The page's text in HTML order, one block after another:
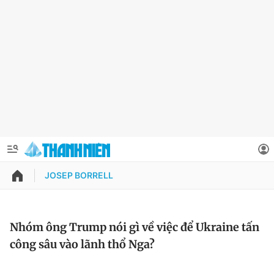
QUẢNG CÁO
Thông tin tài khoản
Đổi mật khẩu
JOSEP BORRELL
Nhóm ông Trump nói gì về việc để Ukraine tấn
công sâu vào lãnh thổ Nga?